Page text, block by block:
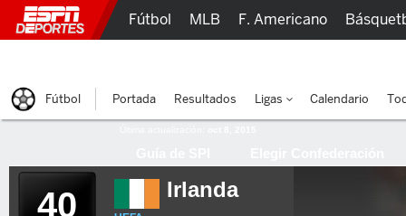
40 Irlanda
Fútbol MLB F. Americano
Fútbol Portada Resultados Ligas Calendario